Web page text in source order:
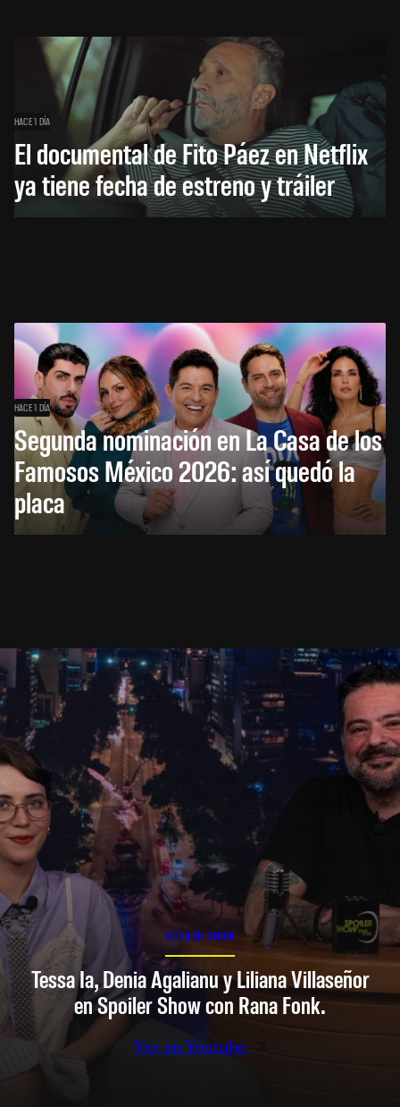
HACE 1 DÍA
El documental de Fito Páez en Netflix
ya tiene fecha de estreno y tráiler
HACE 1 DÍA
Segunda nominación en La Casa de los
Famosos México 2026: así quedó la
placa
SPOILER SHOW
Tessa Ia, Denia Agalianu y Liliana Villaseñor
en Spoiler Show con Rana Fonk.
Ver en Youtube